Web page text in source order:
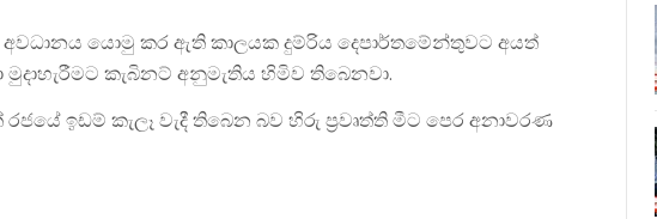
අවධානය යොමු කර ඇති කාලයක දුම්රිය දෙපාර්තමේන්තුවට අයත්
කැබිනට් අනුමැතිය හිමිව තිබෙනවා.
ඉඩම් කැලෑ වැදී තිබෙන බව හිරු ප්‍රවෘත්ති මීට පෙර අනාවරණ